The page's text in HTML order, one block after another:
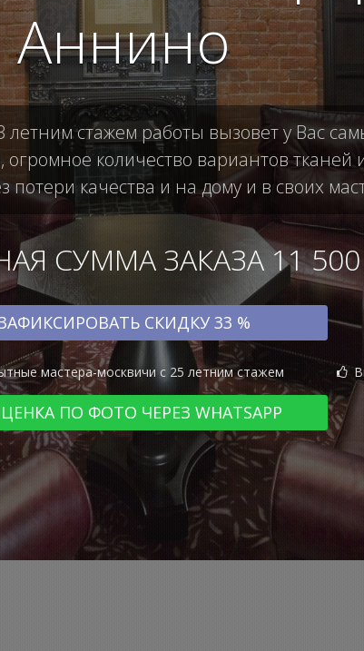
Аннино
летним стажем работы вызовет у Вас
количество вариантов
потери качества и на дому и в своих
СУММА ЗАКАЗА 11 500
СКИДКУ 33 %
мастера-москвичи с 25 летним стажем
ПО ФОТО ЧЕРЕЗ WHATSAPP